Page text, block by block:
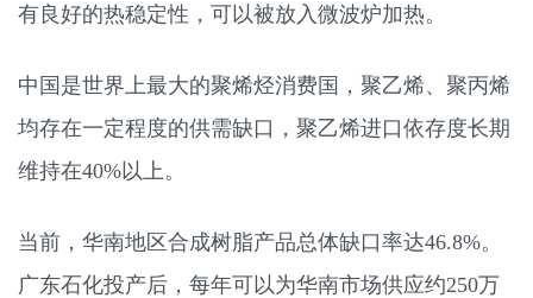
有良好的热稳定性，可以被放入微波炉加热。
中国是世界上最大的聚烯烃消费国，聚乙烯、聚丙烯
均存在一定程度的供需缺口，聚乙烯进口依存度长期
维持在40%以上。
当前，华南地区合成树脂产品总体缺口率达46.8%。
广东石化投产后，每年可以为华南市场供应约250万